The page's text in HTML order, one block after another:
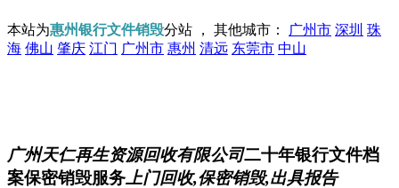
本站为惠州银行文件销毁分站 ， 其他城市： 广州市 深圳 珠
海 佛山 肇庆 江门 广州市 惠州 清远 东莞市 中山
广州天仁再生资源回收有限公司二十年银行文件档
案保密销毁服务 上门回收,保密销毁,出具报告